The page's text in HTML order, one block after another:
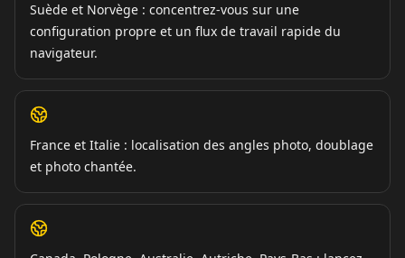
Suède et Norvège : concentrez-vous sur une
configuration propre et un flux de travail rapide du
navigateur.
France et Italie : localisation des angles photo, doublage
et photo chantée.